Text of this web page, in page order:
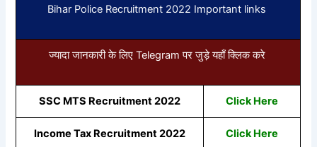
Bihar Police Recruitment 2022 Important links
ज्यादा जानकारी के लिए Telegram पर जुड़े यहाँ क्लिक करे
SSC MTS Recruitment 2022 Click Here
Income Tax Recruitment 2022 Click Here